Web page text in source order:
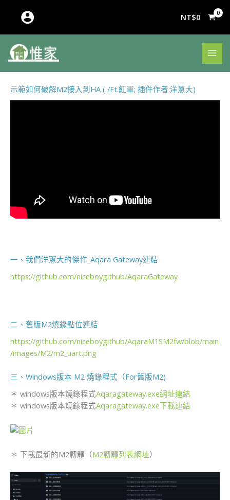
NT$0
示範如何破解M2接入到HA ( /Ft.紅軍; 插件作者:洋蔥大)
一、我們洋蔥大的傑作_Aqara Gateway連結
https://github.com/niceboygithub/AqaraGateway
二、舊版M2燒錄點位連結
https://github.com/niceboygithub/AqaraM1SM2fw/blob/main
/images/M2/m2_uart.png
三、Windows版本 M2 燒錄程式（For舊版M2)
＊ windows版本燒錄程式Aqaragateway.exe網址連結
＊ windows版本燒錄程式Aqaragateway.exe下載連結
＊ 下載最新的M2韌體（M2韌體列表網址）